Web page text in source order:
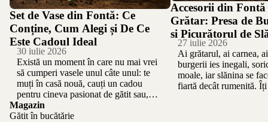
Set de Vase din Fontă: Ce
Conține, Cum Alegi și De Ce
Este Cadoul Ideal
30 iulie 2026
Există un moment în care nu mai vrei
să cumperi vasele unul câte unul: te
muți în casă nouă, cauți un cadou
pentru cineva pasionat de gătit sau,
pur și...
Accesorii din
Grătar: Presa de
și Picurătorul de
27 iulie 2026
Ai grătarul, ai carnea,
burgerii ies inegali,
moale, iar slănina se
fiartă decât rumenită.
Magazin
Gătit în bucătărie